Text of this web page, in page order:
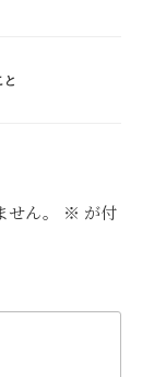
と
ん。 ※ が付